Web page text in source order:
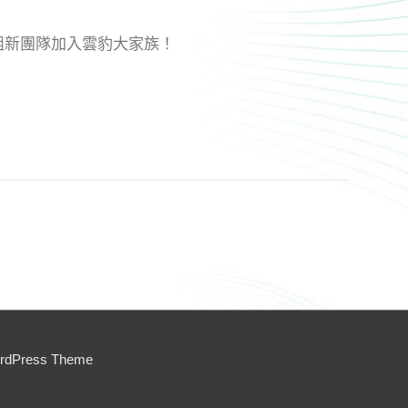
團隊加入雲豹大家族！
Theme